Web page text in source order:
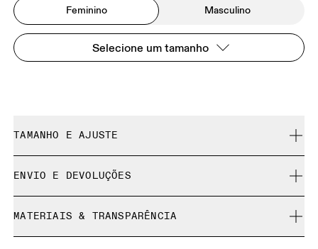
Feminino Masculino
Selecione um tamanho
TAMANHO E AJUSTE
Guia de tamanhos | Tênis femininos
ENVIO E DEVOLUÇÕES
Devolução gratuita por 30 dias
Produtos e cores de edição limitada e peças da coleção
MATERIAIS & TRANSPARÊNCIA